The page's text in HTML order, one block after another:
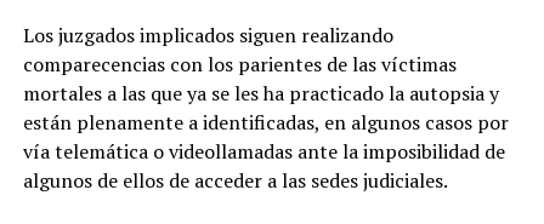
Los juzgados implicados siguen realizando
comparecencias con los parientes de las víctimas
mortales a las que ya se les ha practicado la autopsia y
están plenamente a identificadas, en algunos casos por
vía telemática o videollamadas ante la imposibilidad de
algunos de ellos de acceder a las sedes judiciales.